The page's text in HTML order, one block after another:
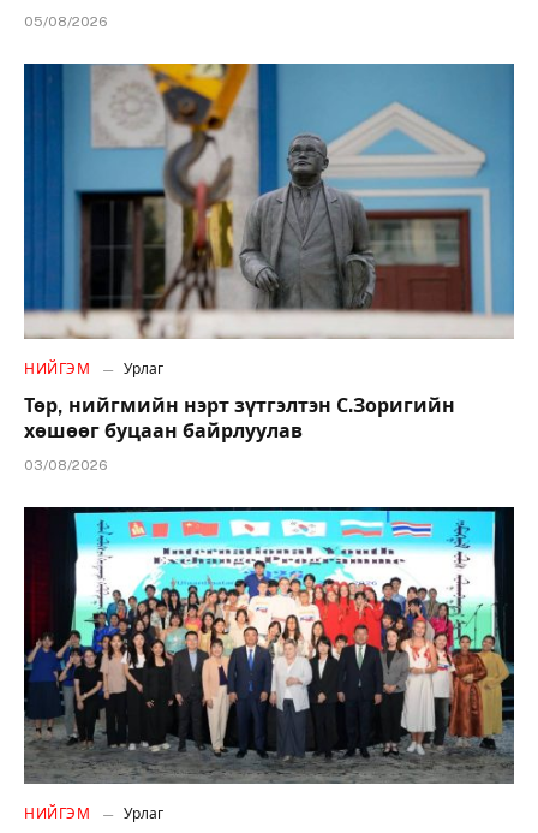
05/08/2026
НИЙГЭМ Урлаг
Төр, нийгмийн нэрт зүтгэлтэн С.Зоригийн
хөшөөг буцаан байрлуулав
03/08/2026
НИЙГЭМ Урлаг